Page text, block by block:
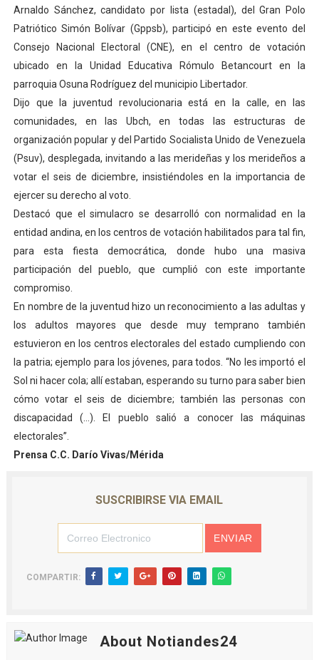
Dictan MasterClass en el marco del Encuentro LAGO
Campo Elías avanza con plan de asfaltado
Encuentro estadal fortalece la coordinación de
Gobernador Arnaldo Sánchez apadrina a más de 993
Plan Quirúrgico Regional llega a Pueblo Llano con la
Arnaldo Sánchez, candidato por lista (estadal), del Gran Polo
Patriótico Simón Bolívar (Gppsb), participó en este evento del
Consejo Nacional Electoral (CNE), en el centro de votación
ubicado en la Unidad Educativa Rómulo Betancourt en la
parroquia Osuna Rodríguez del municipio Libertador.
Dijo que la juventud revolucionaria está en la calle, en las
comunidades, en las Ubch, en todas las estructuras de
organización popular y del Partido Socialista Unido de Venezuela
(Psuv), desplegada, invitando a las merideñas y los merideños a
votar el seis de diciembre, insistiéndoles en la importancia de
ejercer su derecho al voto.
Destacó que el simulacro se desarrolló con normalidad en la
entidad andina, en los centros de votación habilitados para tal fin,
para esta fiesta democrática, donde hubo una masiva
participación del pueblo, que cumplió con este importante
compromiso.
En nombre de la juventud hizo un reconocimiento a las adultas y
los adultos mayores que desde muy temprano también
estuvieron en los centros electorales del estado cumpliendo con
la patria; ejemplo para los jóvenes, para todos. “No les importó el
Sol ni hacer cola; allí estaban, esperando su turno para saber bien
cómo votar el seis de diciembre; también las personas con
discapacidad (…). El pueblo salió a conocer las máquinas
electorales”.
Prensa C.C. Darío Vivas/Mérida
SUSCRIBIRSE VIA EMAIL
COMPARTIR:
About Notiandes24